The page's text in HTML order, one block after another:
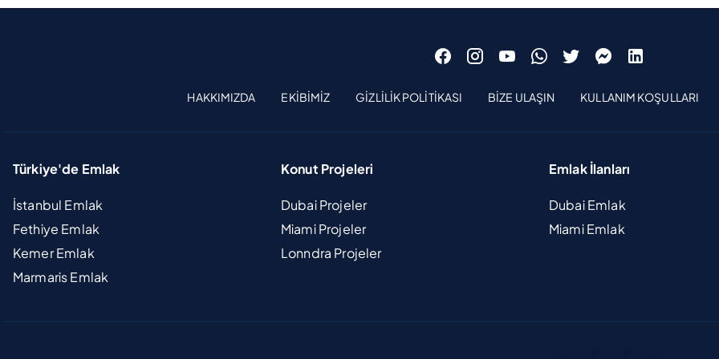
HAKKIMIZDA EKIBIMIZ GIZLILIK POLITIKASI BIZE ULAŞIN KULLANIM KOŞULLARI
Türkiye'de Emlak
İstanbul Emlak
Fethiye Emlak
Kemer Emlak
Marmaris Emlak
Konut Projeleri
Dubai Projeler
Miami Projeler
Lonndra Projeler
Emlak İlanları
Dubai Emlak
Miami Emlak